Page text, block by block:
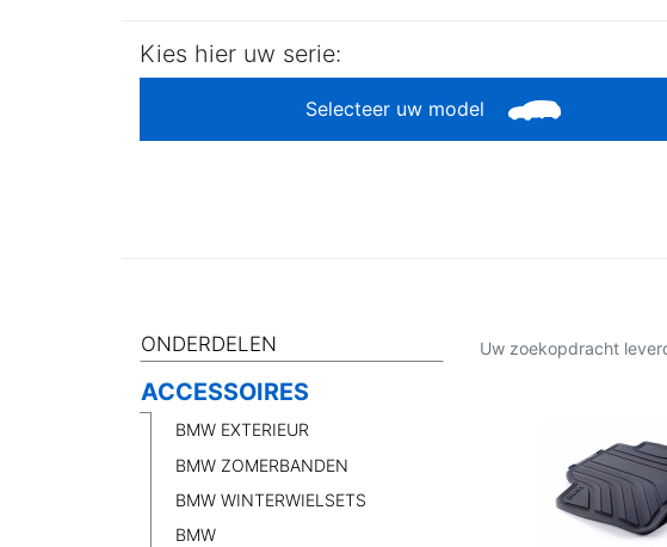
Kies hier uw serie:
Selecteer uw model
ONDERDELEN
ACCESSOIRES
BMW EXTERIEUR
BMW ZOMERBANDEN
BMW WINTERWIELSETS
BMW
Uw zoekopdracht